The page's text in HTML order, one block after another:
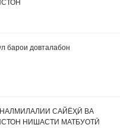
барои довталабон
САЙЁҲӢ ВА
НИШАСТИ МАТБУОТӢ